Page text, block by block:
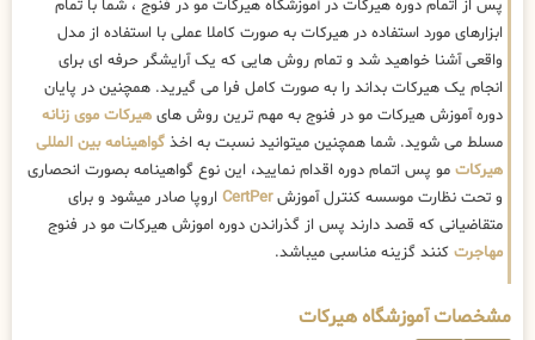
پس از اتمام دوره هیرکات در آموزشگاه هیرکات مو در فنوج ، شما با تمام
ابزارهای مورد استفاده در هیرکات به صورت کاملا عملی با استفاده از مدل
واقعی آشنا خواهید شد و تمام روش هایی که یک آرایشگر حرفه ای برای
انجام یک هیرکات بداند را به صورت کامل فرا می گیرید. همچنین در پایان
دوره آموزش هیرکات مو در فنوج به مهم ترین روش های هیرکات موی زنانه
مسلط می شوید. شما همچنین میتوانید نسبت به اخذ گواهینامه بین المللی
هیرکات مو پس اتمام دوره اقدام نمایید، این نوع گواهینامه بصورت انحصاری
و تحت نظارت موسسه کنترل آموزشCertPer اروپا صادر میشود و برای
متقاضیانی که قصد دارند پس از گذراندن دوره اموزش هیرکات مو در فنوج
مهاجرت کنند گزینه مناسبی میباشد.
مشخصات آموزشگاه هیرکات